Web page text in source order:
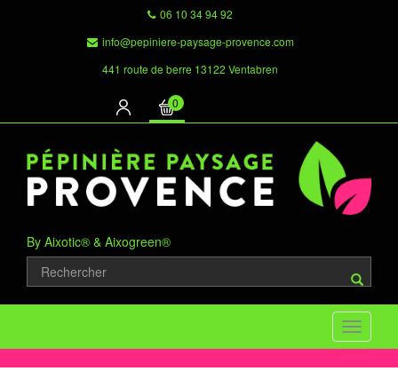
06 10 34 94 92
info@pepiniere-paysage-provence.com
441 route de berre 13122 Ventabren
0
By Aixotic® & Aixogreen®
Toggle